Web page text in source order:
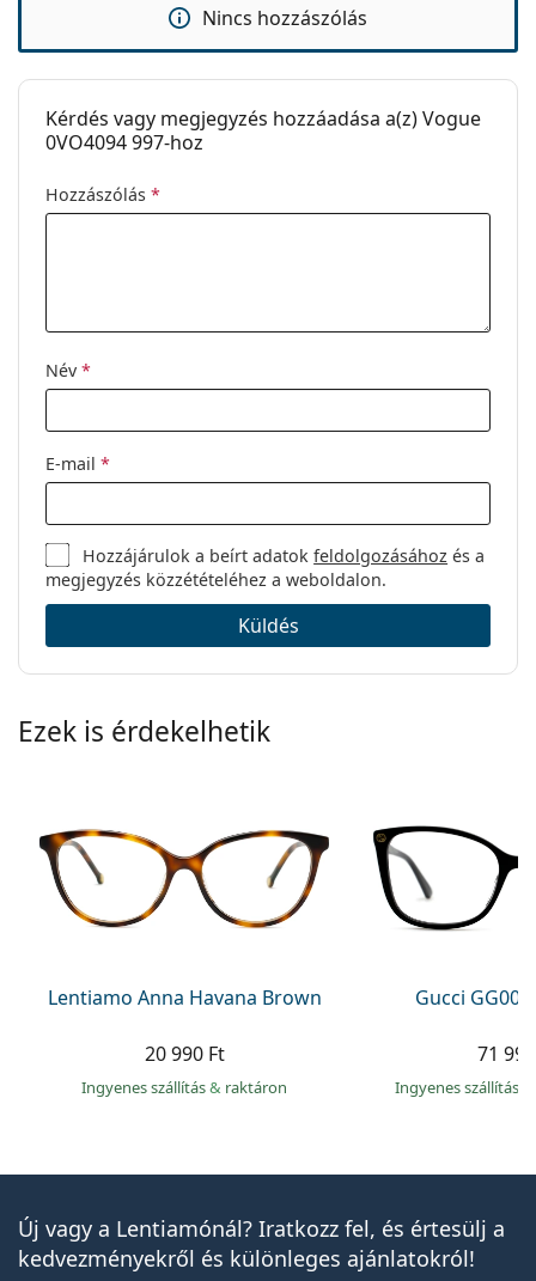
Tok:
Igen
Tisztítókendő:
Igen
Egyéb
Kategória:
Nincs hozzászólás
Kérdés vagy megjegyzés hozzáadása a(z) Vogue
0VO4094 997-hoz
Hozzászólás *
Név *
E-mail *
Hozzájárulok a beírt adatokfeldolgozásához és a
megjegyzés közzétételéhez a weboldalon.
Küldés
Ezek is érdekelhetik
Lentiamo Anna Havana Brown
20 990 Ft
Ingyenes szállítás& raktáron
Gucci
71
Ingyenes szállítás
Új vagy a Lentiamónál? Iratkozz fel, és értesülj a
kedvezményekről és különleges ajánlatokról!